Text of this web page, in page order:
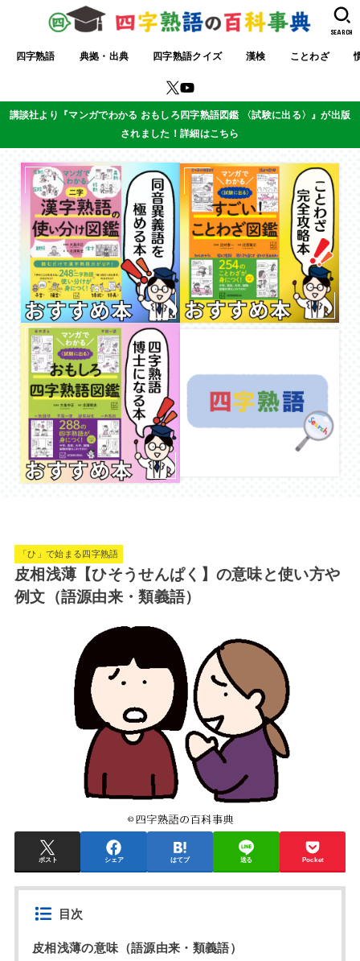
四字熟語 典拠・出典 四字熟語クイズ 漢検 ことわざ
SEARCH
講談社より『マンガでわかる おもしろ四字熟語図鑑 〈試験に出る〉』が出版
されました！詳細はこちら
「ひ」で始まる四字熟語
皮相浅薄【ひそうせんぱく】の意味と使い方や
例文（語源由来・類義語）
ポスト シェア はてブ 送る Pocket
目次
皮相浅薄の意味（語源由来・類義語）